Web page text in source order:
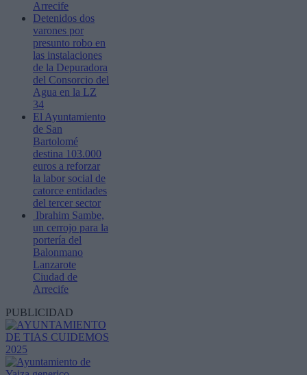
Arrecife
Detenidos dos
varones por
presunto robo en
las instalaciones
de la Depuradora
del Consorcio del
Agua en la LZ
34
El Ayuntamiento
de San
Bartolomé
destina 103.000
euros a reforzar
la labor social de
catorce entidades
del tercer sector
Ibrahim Sambe,
un cerrojo para la
portería del
Balonmano
Lanzarote
Ciudad de
Arrecife
PUBLICIDAD